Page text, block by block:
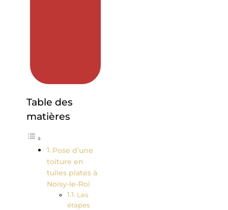
Table des
matières
Pose d’une
toiture en
tuiles plates à
Noisy-le-Roi
Les
étapes